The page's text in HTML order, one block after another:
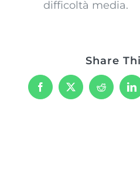
difficoltà media.
Share
Facebook
X Reddit